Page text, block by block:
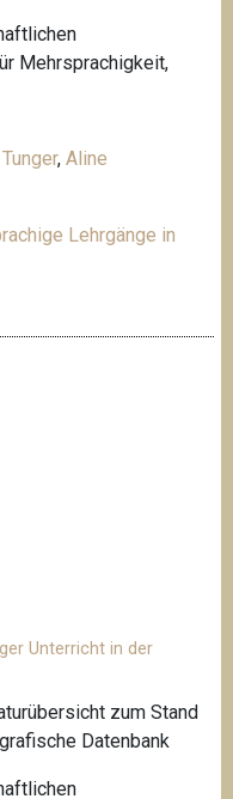
Mehrsprachigkeit,
,Aline
Lehrgänge in
Unterricht in der
zum Stand
Datenbank